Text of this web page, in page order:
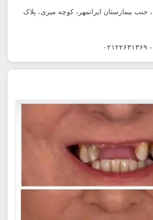
جنب بیمارستان ایرانمهر، کوچه میری، پلاک